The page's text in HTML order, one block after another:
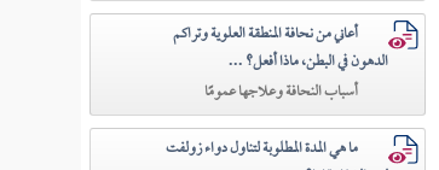
أعاني من نحافة المنطقة العلوية وتراكم
الدهون في البطن، ماذا أفعل؟ ...
أسباب النحافة وعلاجها عمومًا
ما هي المدة المطلوبة لتناول دواء زولفت